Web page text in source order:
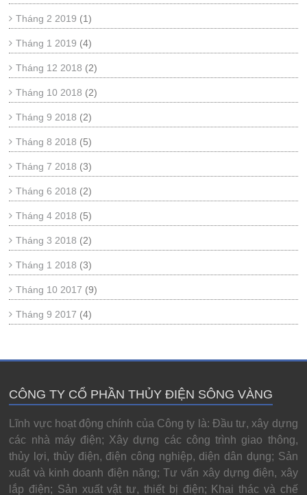
Tháng 2 2019 (1)
Tháng 1 2019 (4)
Tháng 12 2018 (2)
Tháng 10 2018 (2)
Tháng 9 2018 (2)
Tháng 8 2018 (5)
Tháng 7 2018 (3)
Tháng 6 2018 (2)
Tháng 4 2018 (5)
Tháng 3 2018 (2)
Tháng 1 2018 (3)
Tháng 10 2017 (9)
Tháng 9 2017 (4)
CÔNG TY CỔ PHẦN THỦY ĐIỆN SÔNG VÀNG
Lĩnh vực hoạt động chính của Công ty là: Đầu tư, xây dựng
các nhà máy điện; Xây dựng các công trình giao thông,
thủy lợi, thủy điện, điện công nghiệp, diện dân dụng; Sản
xuất và kinh doanh điện năng; Tư vấn xây dựng điện, xây
lắp điện; Sản xuất vật tư, thiết bị điện; Khai thác và chế